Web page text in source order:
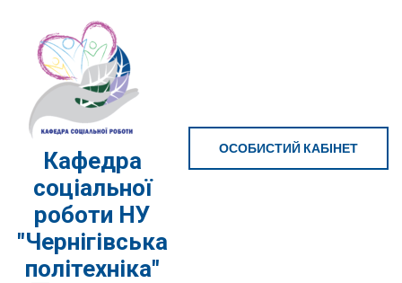
вмісту
(натисніть
Enter)
Кафедра
соціальної
роботи НУ
"Чернігівська
політехніка"
ОСОБИСТИЙ КАБІНЕТ